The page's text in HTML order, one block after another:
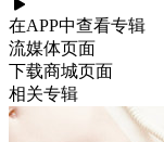
在APP中查看专辑
流媒体页面
下载商城页面
相关专辑